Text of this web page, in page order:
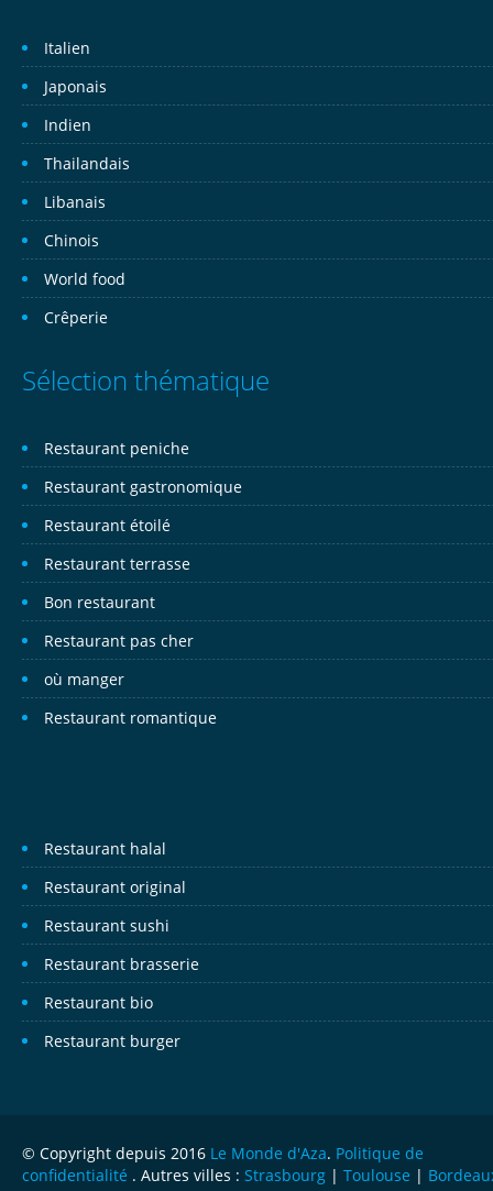
Italien
Japonais
Indien
Thailandais
Libanais
Chinois
World food
Crêperie
Sélection thématique
Restaurant peniche
Restaurant gastronomique
Restaurant étoilé
Restaurant terrasse
Bon restaurant
Restaurant pas cher
où manger
Restaurant romantique
Restaurant halal
Restaurant original
Restaurant sushi
Restaurant brasserie
Restaurant bio
Restaurant burger
© Copyright depuis 2016 Le Monde d'Aza. Politique de
confidentialité . Autres villes : Strasbourg | Toulouse |